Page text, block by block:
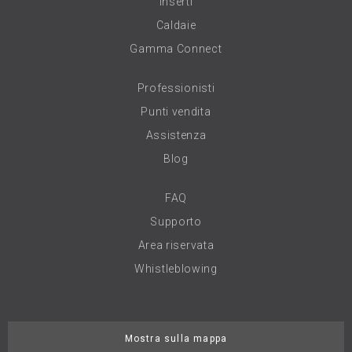
Caldaie
Gamma Connect
Professionisti
Punti vendita
Assistenza
Blog
FAQ
Supporto
Area riservata
Whistleblowing
Mostra sulla mappa